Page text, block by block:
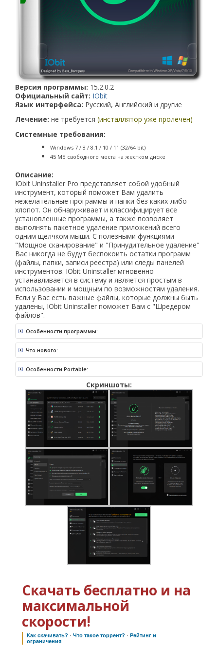
Версия программы: 15.2.0.2
Официальный сайт: IObit
Язык интерфейса: Русский, Английский и другие
Лечение: не требуется (инсталлятор уже пролечен)
Системные требования:
Windows 7 / 8 / 8.1 / 10 / 11 (32/64 bit)
45 МБ свободного места на жестком диске
Описание:
IObit Uninstaller Pro представляет собой удобный
инструмент, который поможет Вам удалить
нежелательные программы и папки без каких-либо
хлопот. Он обнаруживает и классифицирует все
установленные программы, а также позволяет
выполнять пакетное удаление приложений всего
одним щелчком мыши. С полезными функциями
"Мощное сканирование" и "Принудительное удаление"
Вас никогда не будут беспокоить остатки программ
(файлы, папки, записи реестра) или следы панелей
инструментов. IObit Uninstaller мгновенно
устанавливается в систему и является простым в
использовании и мощным по возможностям удаления.
Если у Вас есть важные файлы, которые должны быть
удалены, IObit Uninstaller поможет Вам с "Шредером
файлов".
Особенности программы:
Что нового:
Особенности Portable:
Скриншоты:
Скачать бесплатно и на
максимальной
скорости!
Как скачивать? ·Что такое торрент? · Рейтинг и
ограничения